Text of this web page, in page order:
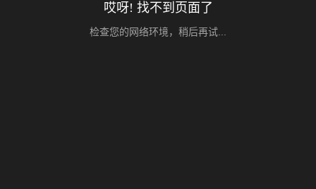
哎呀! 找不到页面了
检查您的网络环境，稍后再试...